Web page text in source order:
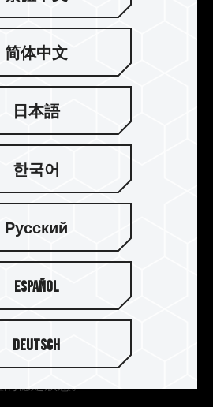
熱片設計
數次測試不同比例的石墨烯與
出專用的超薄石墨烯銅箔散熱
燒機驗證，其降溫效果達
的 VULCAN 在發揮高效能的
的穩定狀態。在發揮高效能的
穩定狀態。
简体中文
日本語
한국어
Русский
Español
Deutsch